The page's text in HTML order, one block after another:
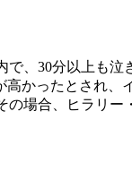
、30分以上も泣
かったとされ、
場合、ヒラリー